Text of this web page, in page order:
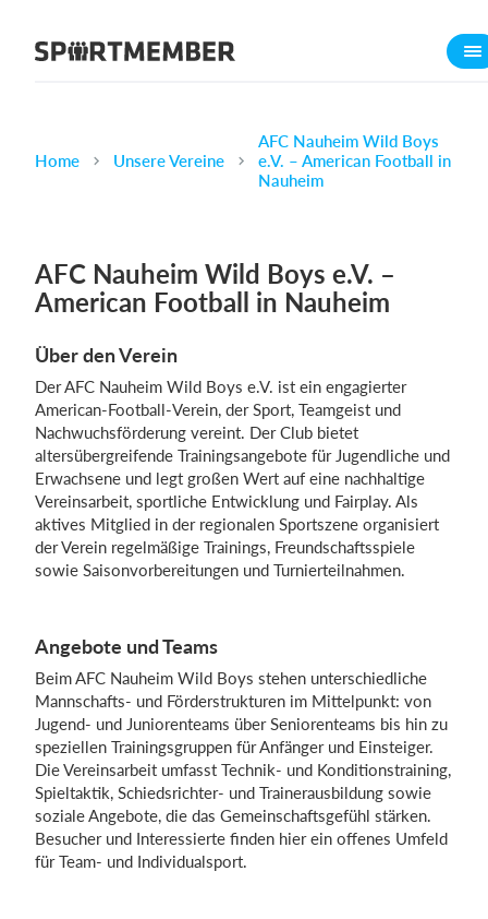
Über SportMember
Karriere
Mitgliedsbeitrag
Vereins App
Belegungsplan
Was kostet es?
Deutsch
Einloggen
Home Unsere Vereine
AFC Nauheim Wild Boys
e.V. – American Football in
Nauheim
AFC Nauheim Wild Boys e.V. –
American Football in Nauheim
Über den Verein
Der AFC Nauheim Wild Boys e.V. ist ein engagierter
American-Football-Verein, der Sport, Teamgeist und
Nachwuchsförderung vereint. Der Club bietet
altersübergreifende Trainingsangebote für Jugendliche und
Erwachsene und legt großen Wert auf eine nachhaltige
Vereinsarbeit, sportliche Entwicklung und Fairplay. Als
aktives Mitglied in der regionalen Sportszene organisiert
der Verein regelmäßige Trainings, Freundschaftsspiele
sowie Saisonvorbereitungen und Turnierteilnahmen.
Angebote und Teams
Beim AFC Nauheim Wild Boys stehen unterschiedliche
Mannschafts- und Förderstrukturen im Mittelpunkt: von
Jugend- und Juniorenteams über Seniorenteams bis hin zu
speziellen Trainingsgruppen für Anfänger und Einsteiger.
Die Vereinsarbeit umfasst Technik- und Konditionstraining,
Spieltaktik, Schiedsrichter- und Trainerausbildung sowie
soziale Angebote, die das Gemeinschaftsgefühl stärken.
Besucher und Interessierte finden hier ein offenes Umfeld
für Team- und Individualsport.